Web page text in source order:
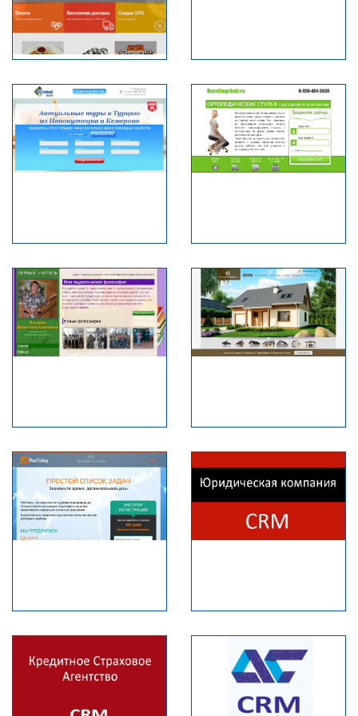
RAISER-NK.RU
Доставка суши
ИНЬ-ЯНЬ-
Мастерская красоты и
здоровья
Глобал-Тур
TURKEY.GLOBAL-
kneelingchair
Первыйучитель
ПЕРВЫЙУЧИТЕЛЬ.РФ
СК Empire Building
EMPIRE-NK.RU
PlanToDay
CRM-система для
юридической